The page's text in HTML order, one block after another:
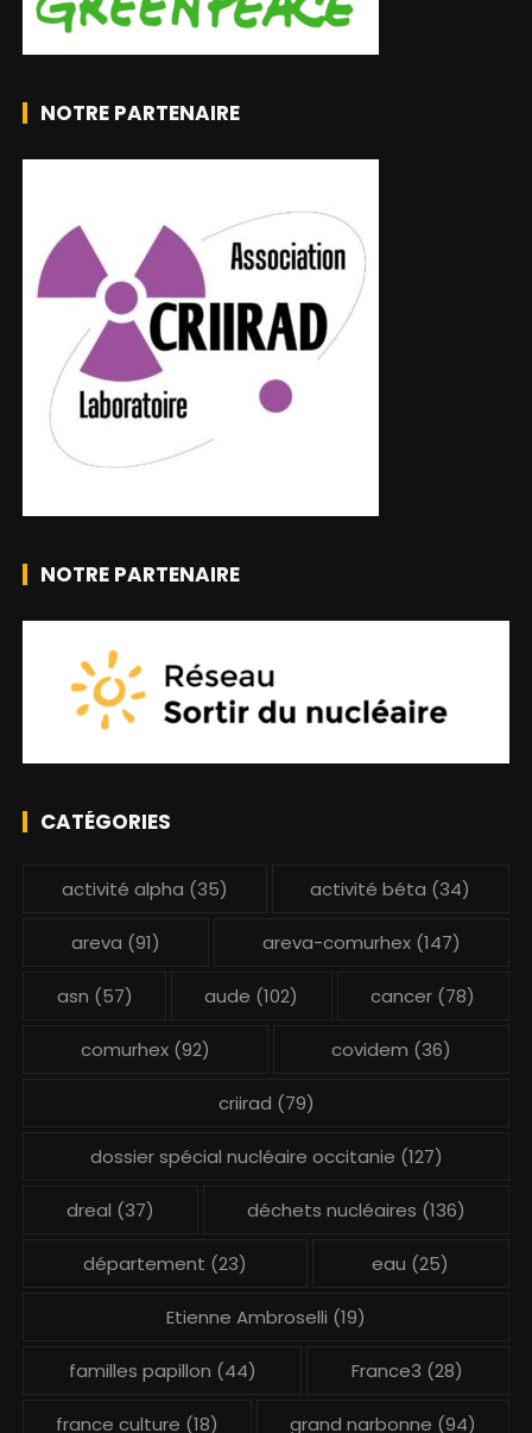
NOTRE PARTENAIRE
NOTRE PARTENAIRE
CATÉGORIES
activité alpha (35) activité béta (34)
areva (91) areva-comurhex(147)
asn (57) aude (102) cancer (78)
comurhex (92) covidem (36)
criirad (79)
dossier spécial nucléaire occitanie (127)
dreal (37) déchets nucléaires (136)
département (23) eau (25)
Etienne Ambroselli (19)
familles papillon (44) France3 (28)
france culture (18) grand narbonne (94)